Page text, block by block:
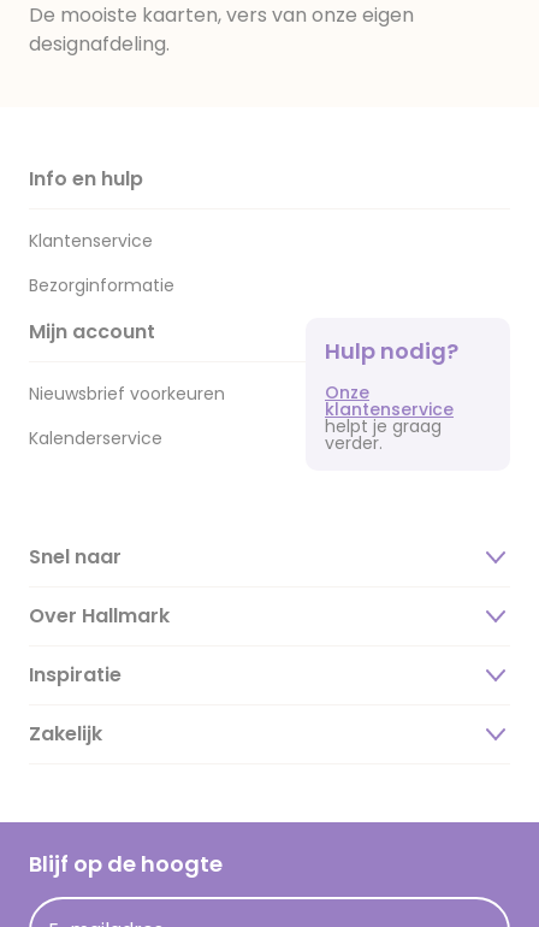
De mooiste kaarten, vers van onze eigen
designafdeling.
Info en hulp
Klantenservice
Bezorginformatie
Mijn account
Nieuwsbrief voorkeuren
Kalenderservice
Hulp nodig?
Onze
klantenservice
helpt je graag
verder.
Snel naar
Over Hallmark
Over ons
Duurzaamheid
Hallmark Kaartclub
Acties
Inspiratie
Magazine
Cadeau inspiratie
Kaartinspiratie
Zakelijk
Blijf op de hoogte